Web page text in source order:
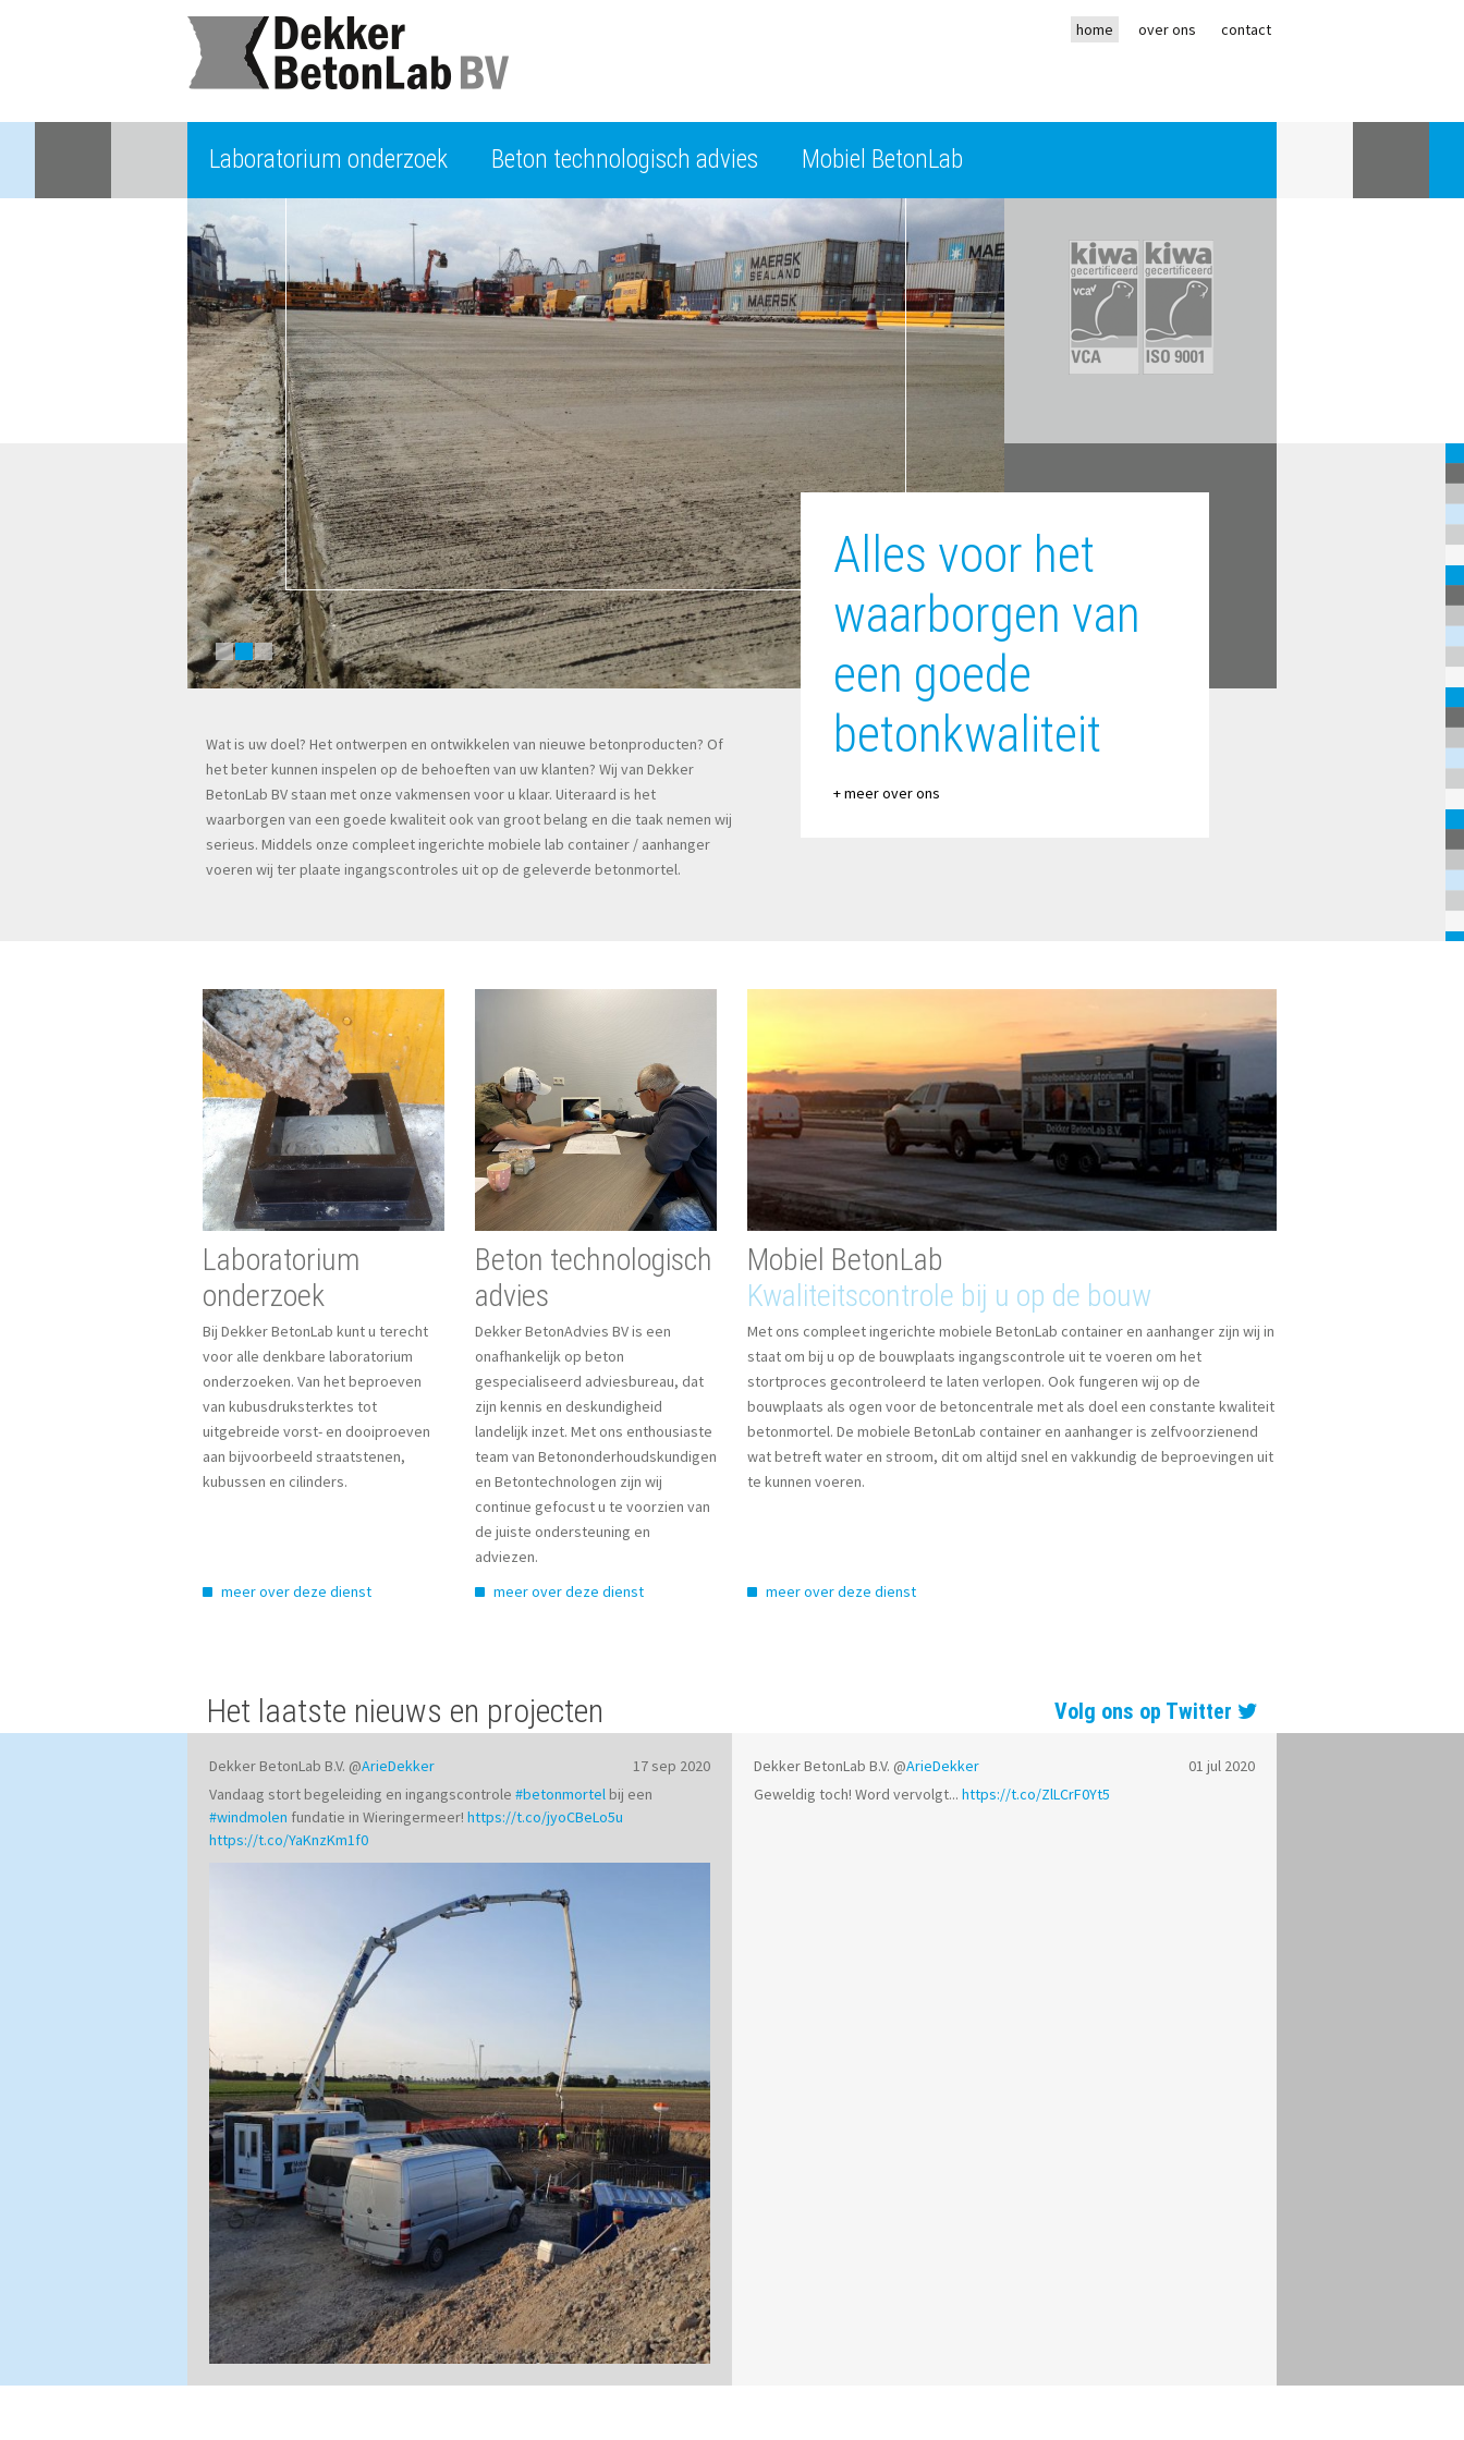
home over ons contact
Laboratorium onderzoek Beton technologisch advies Mobiel BetonLab
Alles voor het
waarborgen van
een goede
betonkwaliteit
+ meer over ons
Wat is uw doel? Het ontwerpen en ontwikkelen van nieuwe betonproducten? Of
het beter kunnen inspelen op de behoeften van uw klanten? Wij van Dekker
BetonLab BV staan met onze vakmensen voor u klaar. Uiteraard is het
waarborgen van een goede kwaliteit ook van groot belang en die taak nemen wij
serieus. Middels onze compleet ingerichte mobiele lab container / aanhanger
voeren wij ter plaate ingangscontroles uit op de geleverde betonmortel.
Laboratorium
onderzoek
Bij Dekker BetonLab kunt u terecht
voor alle denkbare laboratorium
onderzoeken. Van het beproeven
van kubusdruksterktes tot
uitgebreide vorst- en dooiproeven
aan bijvoorbeeld straatstenen,
kubussen en cilinders.
meer over deze dienst
Beton technologisch
advies
Dekker BetonAdvies BV is een
onafhankelijk op beton
gespecialiseerd adviesbureau, dat
zijn kennis en deskundigheid
landelijk inzet. Met ons enthousiaste
team van Betononderhoudskundigen
en Betontechnologen zijn wij
continue gefocust u te voorzien van
de juiste ondersteuning en
adviezen.
meer over deze dienst
Mobiel BetonLab
Kwaliteitscontrole bij u op de bouw
Met ons compleet ingerichte mobiele BetonLab container en aanhanger zijn wij in
staat om bij u op de bouwplaats ingangscontrole uit te voeren om het
stortproces gecontroleerd te laten verlopen. Ook fungeren wij op de
bouwplaats als ogen voor de betoncentrale met als doel een constante kwaliteit
betonmortel. De mobiele BetonLab container en aanhanger is zelfvoorzienend
wat betreft water en stroom, dit om altijd snel en vakkundig de beproevingen uit
te kunnen voeren.
meer over deze dienst
Het laatste nieuws en projecten Volg ons op Twitter
Dekker BetonLab B.V. @ArieDekker
17 sep 2020
Vandaag stort begeleiding en ingangscontrole #betonmortel bij een
#windmolen fundatie in Wieringermeer! https://t.co/jyoCBeLo5u
https://t.co/YaKnzKm1f0
Dekker BetonLab B.V. @ArieDekker
01 jul 2020
Geweldig toch! Word vervolgt... https://t.co/ZlLCrF0Yt5